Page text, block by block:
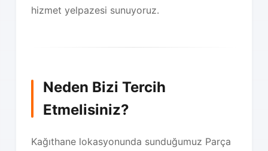
hizmet yelpazesi sunuyoruz.
Neden Bizi Tercih
Etmelisiniz?
Kağıthane lokasyonunda sunduğumuz Parça